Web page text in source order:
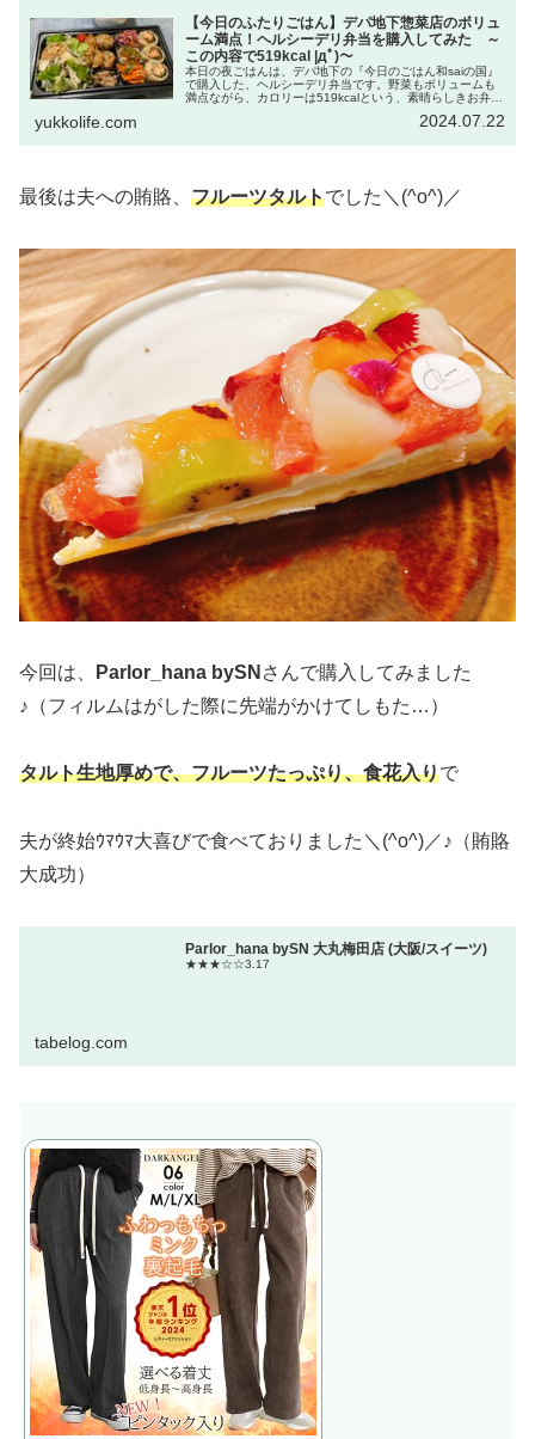
【今日のふたりごはん】デパ地下惣菜店のボリュ
ーム満点！ヘルシーデリ弁当を購入してみた ～
この内容で519kcal |дﾟ)～
本日の夜ごはんは、デパ地下の『今日のごはん和saiの国』
で購入した、ヘルシーデリ弁当です。野菜もボリュームも
満点ながら、カロリーは519kcalという、素晴らしきお弁
yukkolife.com 2024.07.22
最後は夫への賄賂、 フルーツタルトでした＼(^o^)／
今回は、 Parlor_hana bySN さんで購入してみました
♪（フィルムはがした際に先端がかけてしもた…）
タルト生地厚めで、フルーツたっぷり、食花入りで
夫が終始ｳﾏｳﾏ大喜びで食べておりました＼(^o^)／♪（賄賂
大成功）
Parlor_hana bySN 大丸梅田店 (大阪/スイーツ)
★★★☆☆3.17
tabelog.com